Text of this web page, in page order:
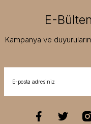
E-
Kampanya ve